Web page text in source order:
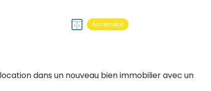
Ascenseur
dans un nouveau bien immobilier avec un